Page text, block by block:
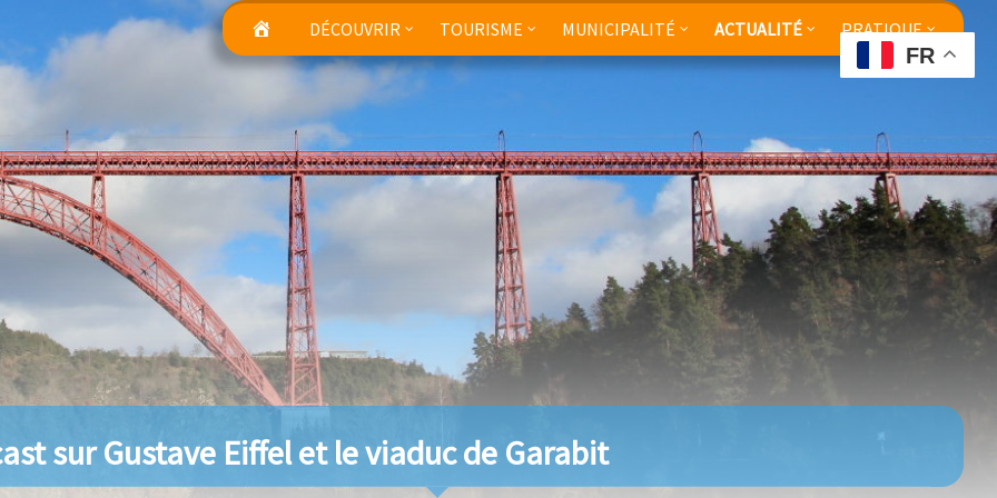
DÉCOUVRIR TOURISME MUNICIPALITÉ ACTUALITÉ
PRATIQUE
sur Gustave Eiffel et le viaduc de Garabit
FR